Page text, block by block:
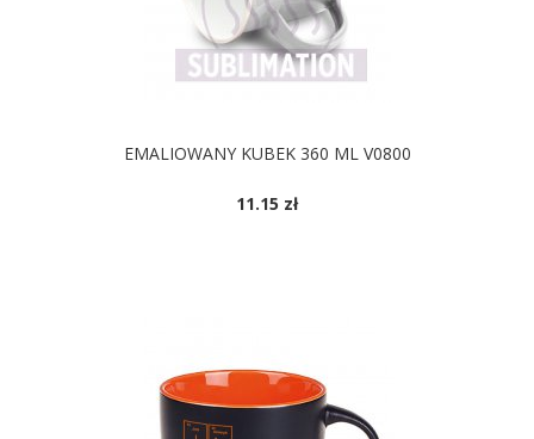
EMALIOWANY KUBEK 360 ML V0800
11.15 zł